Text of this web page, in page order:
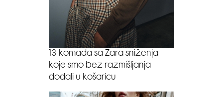
13 komada sa Zara sniženja
koje smo bez razmišljanja
dodali u košaricu